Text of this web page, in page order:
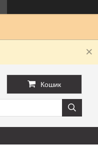
Кошик